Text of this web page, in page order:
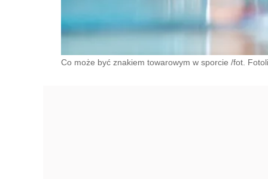
Co może być znakiem towarowym w sporcie /fot.